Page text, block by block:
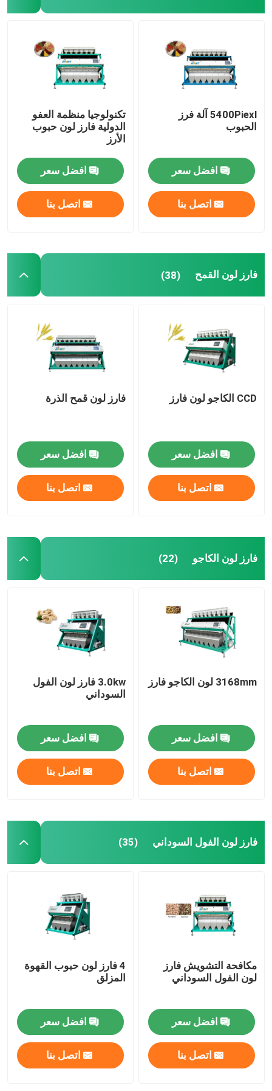
فارز لون الشاي
فارز لون الحزام
آلة الفرز بالأشعة تحت الحمراء
آلة فرز المواد
5400Piexl آلة فرز
الحبوب
افضل سعر
اتصل بنا
تكنولوجيا منظمة العفو
الدولية فارز لون حبوب
الأرز
افضل سعر
اتصل بنا
فارز لون القمح (38)
CCD الكاجو لون فارز
افضل سعر
اتصل بنا
فارز لون قمح الذرة
افضل سعر
اتصل بنا
فارز لون الكاجو (22)
3168mm لون الكاجو فارز
افضل سعر
اتصل بنا
3.0kw فارز لون الفول
السوداني
افضل سعر
اتصل بنا
فارز لون الفول السوداني (35)
مكافحة التشويش فارز
لون الفول السوداني
افضل سعر
اتصل بنا
4 فارز لون حبوب القهوة
المزلق
افضل سعر
اتصل بنا